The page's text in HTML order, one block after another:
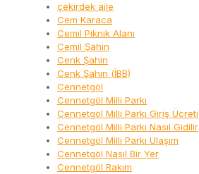
çekirdek aile
Cem Karaca
Cemil Piknik Alanı
Cemil Şahin
Cenk Şahin
Cenk Şahin (İBB)
Cennetgöl
Cennetgöl Milli Parkı
Cennetgöl Milli Parkı Giriş Ücreti
Cennetgöl Milli Parkı Nasıl Gidilir
Cennetgöl Milli Parkı Ulaşım
Cennetgöl Nasıl Bir Yer
Cennetgöl Rakım